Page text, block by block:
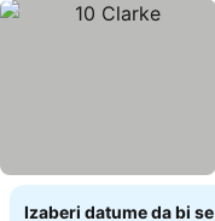
Izaberi datume da bi